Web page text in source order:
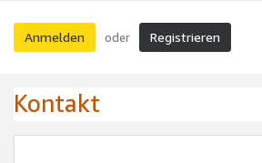
Anmelden oder Registrieren
Kontakt